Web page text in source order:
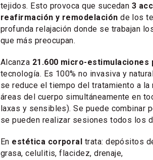
tejidos. Esto provoca que sucedan 3
reafirmación y remodelación de los
profunda relajación donde se trabajan
que más preocupan.
Alcanza 21.600 micro-estimulaciones
tecnología. Es 100% no invasiva y
se reduce el tiempo del tratamiento a
áreas del cuerpo simultáneamente en
laxas y sensibles). Se puede combinar
se pueden realizar sesiones todos los
En estética corporal trata: depósitos
grasa, celulitis, flacidez, drenaje,